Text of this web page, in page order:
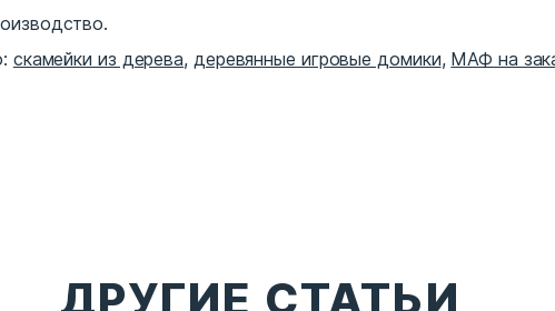
скамейки из дерева, деревянные игровые домики, МАФ на
ДРУГИЕ СТАТЬИ